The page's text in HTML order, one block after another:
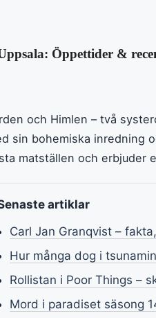
Öppettider &
och Himlen – två
sin bohemiska inredning
matställen och erbjuder
artiklar
Carl Jan Granqvist –
Hur många dog i
Rollistan i Poor Things –
Mord i paradiset säsong